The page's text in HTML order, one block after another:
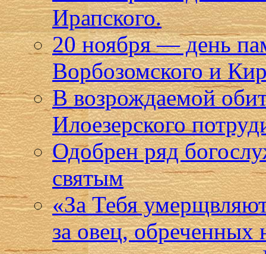
Ирапского.
20 ноября — день
Ворбозомского и
В возрождаемой
Илоезерского
Одобрен ряд
святым
«За Тебя
за овец, обреченных